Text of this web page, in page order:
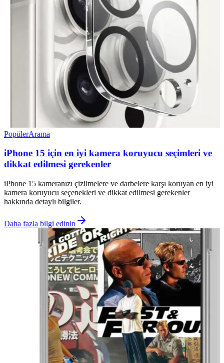
PopülerArama
iPhone 15 için en iyi kamera koruyucu seçimleri ve
dikkat edilmesi gerekenler
iPhone 15 kameranızı çizilmelere ve darbelere karşı koruyan en iyi
kamera koruyucu seçenekleri ve dikkat edilmesi gerekenler
hakkında detaylı bilgiler.
Daha fazla bilgi edinin